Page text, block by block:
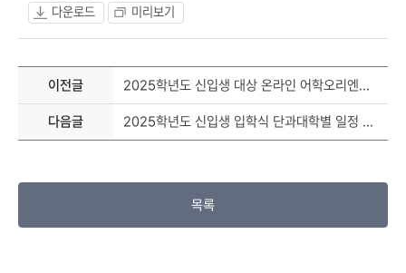
다운로드 미리보기
이전글 2025학년도 신입생 대상 온라인 어학오리엔테이션 안내
다음글 2025학년도 신입생 입학식 단과대학별 일정 안내
목록